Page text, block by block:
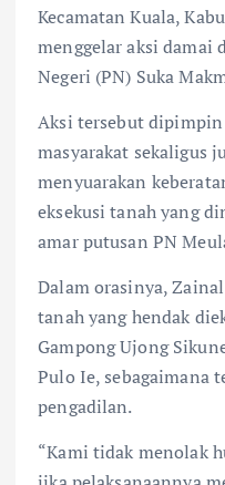
Kecamatan Kuala,
menggelar aksi damai
Negeri (PN) Suka
Aksi tersebut
masyarakat sekaligus
menyuarakan
eksekusi tanah yang
amar putusan PN
Dalam orasinya,
tanah yang hendak
Gampong Ujong
Pulo Ie, sebagaimana
pengadilan.
“Kami tidak menolak